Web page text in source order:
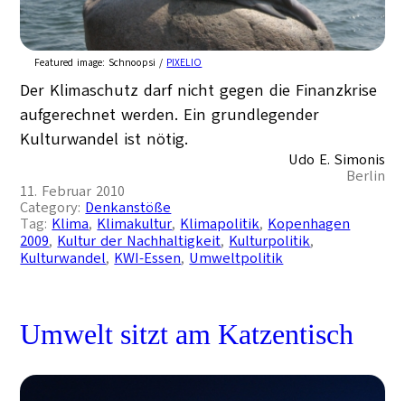
Featured image: Schnoopsi / PIXELIO
Der Klimaschutz darf nicht gegen die Finanzkrise
aufgerechnet werden. Ein grundlegender
Kulturwandel ist nötig.
Udo E. Simonis
Berlin
11. Februar 2010
Category: Denkanstöße
Tag: Klima, Klimakultur, Klimapolitik, Kopenhagen
2009, Kultur der Nachhaltigkeit, Kulturpolitik
Kulturwandel, KWI-Essen, Umweltpolitik
Umwelt sitzt am Katzentisch